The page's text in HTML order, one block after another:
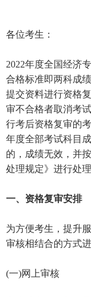
各位考生：
2022年度全国经济
合格标准即两科成
提交资料进行资格
审不合格者取消考
行考后资格复审的
年度全部考试科目
的，成绩无效，并
处理规定》进行处理
一、资格复审安排
为方便考生，提升
审核相结合的方式进
(一)网上审核